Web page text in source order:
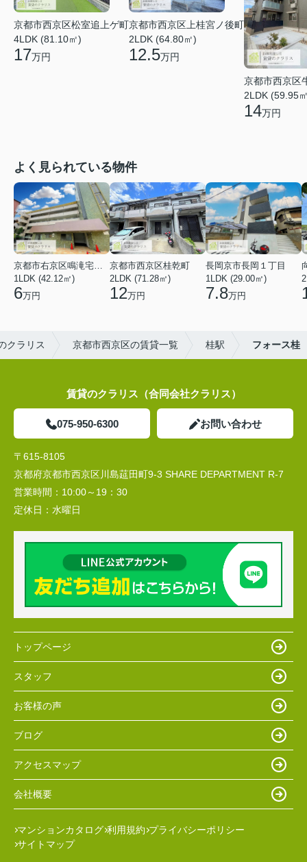
京都市西京区松室追上ゲ町
4LDK (81.10㎡)
17万円
京都市西京区上桂宮ノ後町
2LDK (64.80㎡)
12.5万円
京都市西京区
2LDK (59.95
14万円
よく見られている物件
京都市右京区鳴滝宅間町
1LDK (42.12㎡)
6万円
京都市西京区桂乾町
2LDK (71.28㎡)
12万円
長岡京市長岡１丁目
1LDK (29.00㎡)
7.8万円
クラリス 京都市西京区の賃貸一覧 桂駅 フォース桂
賃貸のクラリス（合同会社クラリス）
075-950-6300 お問い合わせ
〒615-8105
京都府京都市西京区川島莚田町9-3 SHARE DEPARTMENT R-7
営業時間： 10:00～19：30
定休日： 水曜日
トップページ
スタッフ
お客様の声
ブログ
アクセスマップ
会社概要
マンションカタログ 利用規約 プライバシーポリシー
サイトマップ